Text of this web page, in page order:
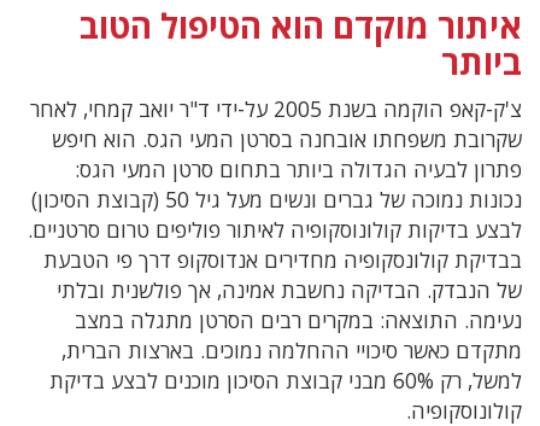
איתור מוקדם הוא הטיפול הטוב
ביותר
צ'ק-קאפ הוקמה בשנת 2005 על-ידי ד"ר יואב קמחי, לאחר
שקרובת משפחתו אובחנה בסרטן המעי הגס. הוא חיפש
פתרון לבעיה הגדולה ביותר בתחום סרטן המעי הגס:
נכונות נמוכה של גברים ונשים מעל גיל 50 (קבוצת הסיכון)
לבצע בדיקות קולונוסקופיה לאיתור פוליפים טרום סרטניים.
בבדיקת קולונסקופיה מחדירים אנדוסקופ דרך פי הטבעת
של הנבדק. הבדיקה נחשבת אמינה, אך פולשנית ובלתי
נעימה. התוצאה: במקרים רבים הסרטן מתגלה במצב
מתקדם כאשר סיכויי ההחלמה נמוכים. בארצות הברית,
למשל, רק 60% מבני קבוצת הסיכון מוכנים לבצע בדיקת
קולונוסקופיה.